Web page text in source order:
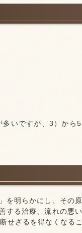
いですが、3）から
明らかにし、その
する治療、流れの悪
ざるを得なくなる